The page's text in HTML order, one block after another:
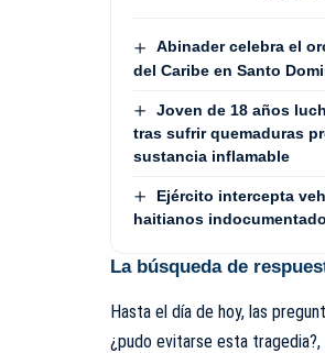
Abinader celebra el
del Caribe en Santo
Joven de 18 años
tras sufrir quemaduras
sustancia inflamable
Ejército intercepta
haitianos
La búsqueda de
Hasta el día de hoy, las
¿pudo evitarse esta tragedia?,